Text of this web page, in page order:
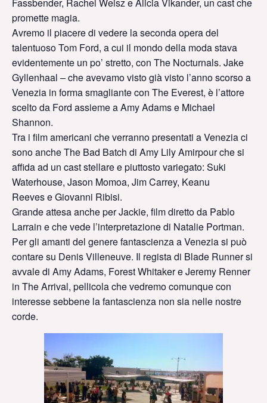
promette magia.
Avremo il piacere di vedere la seconda opera del
talentuoso Tom Ford, a cui il mondo della moda stava
evidentemente un po’ stretto, con The Nocturnals. Jake
Gyllenhaal – che avevamo visto già visto l’anno scorso a
Venezia in forma smagliante con The Everest, è l’attore
scelto da Ford assieme a Amy Adams e Michael
Shannon.
Tra i film americani che verranno presentati a Venezia ci
sono anche The Bad Batch di Amy Lily Amirpour che si
affida ad un cast stellare e piuttosto variegato: Suki
Waterhouse, Jason Momoa, Jim Carrey, Keanu
Reeves e Giovanni Ribisi.
Grande attesa anche per Jackie, film diretto da Pablo
Larrain e che vede l’interpretazione di Natalie Portman.
Per gli amanti del genere fantascienza a Venezia si può
contare su Denis Villeneuve. Il regista di Blade Runner si
avvale di Amy Adams, Forest Whitaker e Jeremy Renner
in The Arrival, pellicola che vedremo comunque con
interesse sebbene la fantascienza non sia nelle nostre
corde.